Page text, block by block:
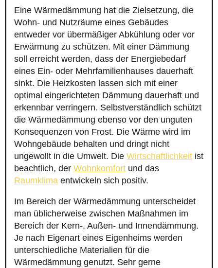
Eine Wärmedämmung hat die Zielsetzung, die
Wohn- und Nutzräume eines Gebäudes
entweder vor übermäßiger Abkühlung oder vor
Erwärmung zu schützen. Mit einer Dämmung
soll erreicht werden, dass der Energiebedarf
eines Ein- oder Mehrfamilienhauses dauerhaft
sinkt. Die Heizkosten lassen sich mit einer
optimal eingerichteten Dämmung dauerhaft und
erkennbar verringern. Selbstverständlich schützt
die Wärmedämmung ebenso vor den unguten
Konsequenzen von Frost. Die Wärme wird im
Wohngebäude behalten und dringt nicht
ungewollt in die Umwelt. Die Wirtschaftlichkeit ist
beachtlich, der Wohnkomfort und das
Raumklima entwickeln sich positiv.
Im Bereich der Wärmedämmung unterscheidet
man üblicherweise zwischen Maßnahmen im
Bereich der Kern-, Außen- und Innendämmung.
Je nach Eigenart eines Eigenheims werden
unterschiedliche Materialien für die
Wärmedämmung genutzt. Sehr gerne